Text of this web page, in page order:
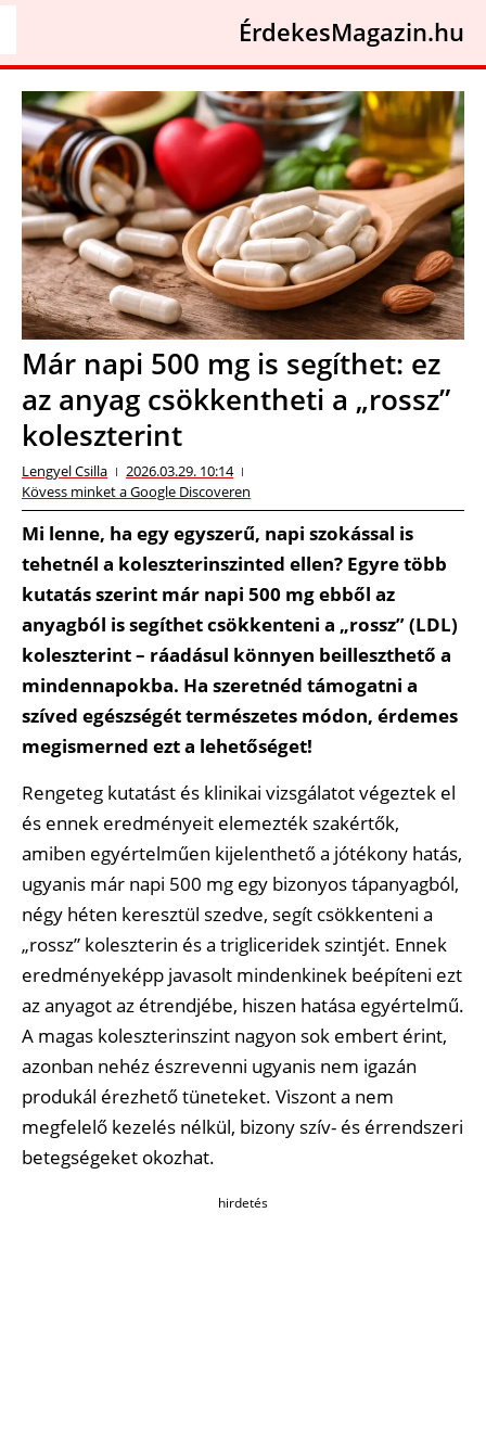
ÉrdekesMagazin.hu
Már napi 500 mg is segíthet: ez
az anyag csökkentheti a „rossz”
koleszterint
Lengyel Csilla
2026.03.29. 10:14
Kövess minket a Google Discoveren
Mi lenne, ha egy egyszerű, napi szokással is
tehetnél a koleszterinszinted ellen? Egyre több
kutatás szerint már napi 500 mg ebből az
anyagból is segíthet csökkenteni a „rossz” (LDL)
koleszterint – ráadásul könnyen beilleszthető a
mindennapokba. Ha szeretnéd támogatni a
szíved egészségét természetes módon, érdemes
megismerned ezt a lehetőséget!
Rengeteg kutatást és klinikai vizsgálatot végeztek el
és ennek eredményeit elemezték szakértők,
amiben egyértelműen kijelenthető a jótékony hatás,
ugyanis már napi 500 mg egy bizonyos tápanyagból,
négy héten keresztül szedve, segít csökkenteni a
„rossz” koleszterin és a trigliceridek szintjét. Ennek
eredményeképp javasolt mindenkinek beépíteni ezt
az anyagot az étrendjébe, hiszen hatása egyértelmű.
A magas koleszterinszint nagyon sok embert érint,
azonban nehéz észrevenni ugyanis nem igazán
produkál érezhető tüneteket. Viszont a nem
megfelelő kezelés nélkül, bizony szív- és érrendszeri
betegségeket okozhat.
hirdetés